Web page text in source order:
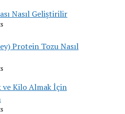
Nasıl Geliştirilir
Protein Tozu Nasıl
ve Kilo Almak İçin